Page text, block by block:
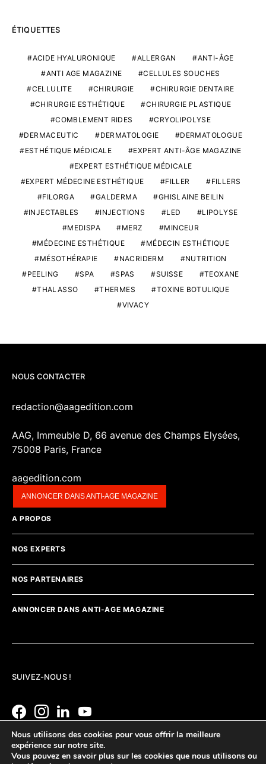
ÉTIQUETTES
ACIDE HYALURONIQUE ALLERGAN
ANTI-ÂGE
ANTI AGE MAGAZINE
CELLULES SOUCHES
CELLULITE
CHIRURGIE
CHIRURGIE DENTAIRE
CHIRURGIE ESTHÉTIQUE
CHIRURGIE PLASTIQUE
COMBLEMENT RIDES
CRYOLIPOLYSE
DERMACEUTIC
DERMATOLOGIE
DERMATOLOGUE
ESTHÉTIQUE MÉDICALE
EXPERT ANTI-ÂGE MAGAZINE
EXPERT ESTHÉTIQUE MÉDICALE
EXPERT MÉDECINE ESTHÉTIQUE
FILLER
FILLERS
FILORGA
GALDERMA
GHISLAINE BEILIN
INJECTABLES
INJECTIONS LED
LIPOLYSE
MEDISPA
MERZ
MINCEUR
MÉDECINE ESTHÉTIQUE
MÉDECIN ESTHÉTIQUE
MÉSOTHÉRAPIE
NACRIDERM
NUTRITION
PEELING
SPA SPAS SUISSE
TEOXANE
THALASSO
THERMES
TOXINE BOTULIQUE
VIVACY
NOUS CONTACTER
redaction@aagedition.com
AAG, Immeuble D, 66 avenue des Champs Elysées,
75008 Paris, France
aagedition.com
ANNONCER DANS ANTI-AGE MAGAZINE
A PROPOS
NOS EXPERTS
NOS PARTENAIRES
ANNONCER DANS ANTI-AGE MAGAZINE
SUIVEZ-NOUS !
Nous utilisons des cookies pour vous offrir la meilleure
expérience sur notre site.
Vous pouvez en savoir plus sur les cookies que nous utilisons ou